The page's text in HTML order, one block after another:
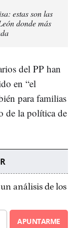
estas son las
donde más
del PP han
en “el
para familias
de la política de
análisis de los
APUNTARME